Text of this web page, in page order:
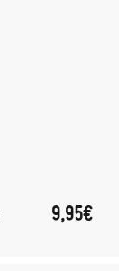
9,95€